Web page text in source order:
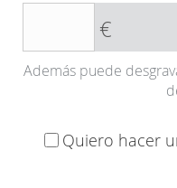
€
Además puede
Quiero hacer